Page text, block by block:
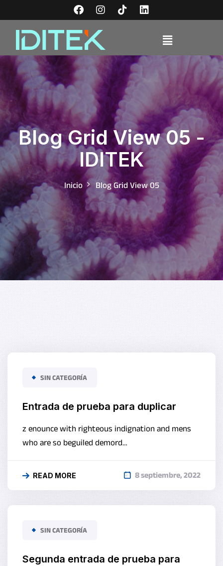
Blog Grid View 05 -
IDITEK
Inicio Blog Grid View 05
SIN CATEGORÍA
Entrada de prueba para duplicar
z enounce with righteous indignation and mens
who are so beguiled demord…
READ MORE 8 septiembre, 2022
SIN CATEGORÍA
Segunda entrada de prueba para